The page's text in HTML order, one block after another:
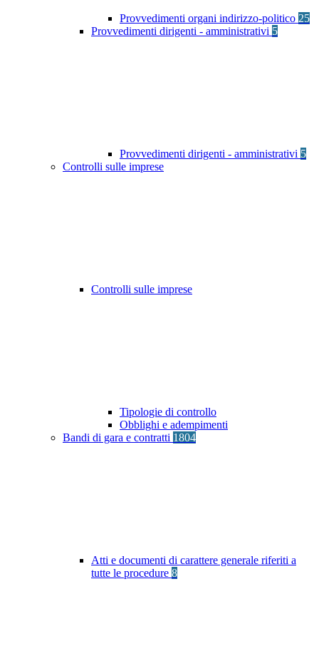
Provvedimenti organi indirizzo-politico 25
Provvedimenti dirigenti - amministrativi 5
Provvedimenti dirigenti - amministrativi 5
Controlli sulle imprese
Controlli sulle imprese
Tipologie di controllo
Obblighi e adempimenti
Bandi di gara e contratti 1804
Atti e documenti di carattere generale riferiti a
tutte le procedure 8